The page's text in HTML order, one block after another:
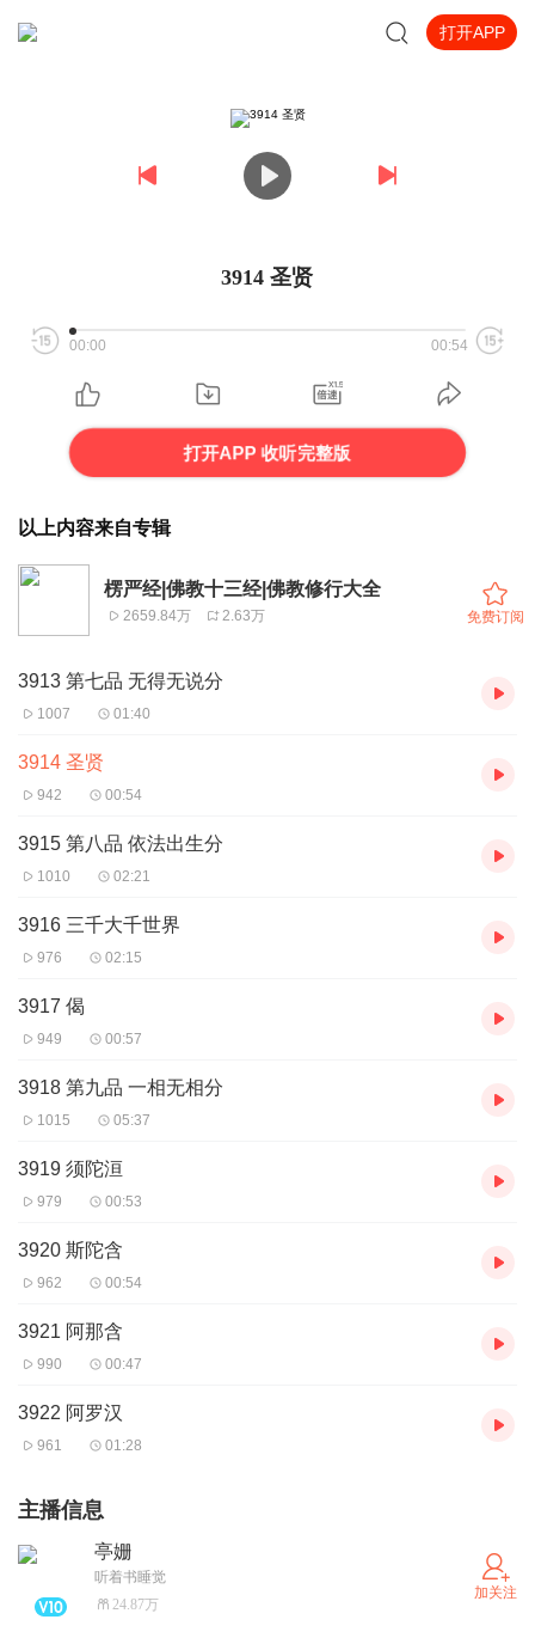
打开APP
3914 圣贤
00:00 00:54
打开APP 收听完整版
以上内容来自专辑
楞严经|佛教十三经|佛教修行大全
2659.84万 2.63万 免费订阅
3913 第七品 无得无说分
1007 01:40
3914 圣贤
942 00:54
3915 第八品 依法出生分
1010 02:21
3916 三千大千世界
976 02:15
3917 偈
949 00:57
3918 第九品 一相无相分
1015 05:37
3919 须陀洹
979 00:53
3920 斯陀含
962 00:54
3921 阿那含
990 00:47
3922 阿罗汉
961 01:28
主播信息
亭姗
听着书睡觉
24.87万
加关注